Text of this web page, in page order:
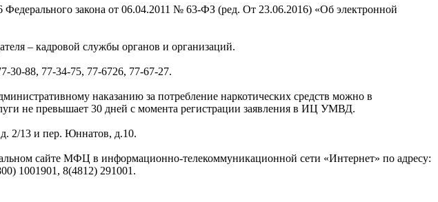
Федерального закона от 06.04.2011 № 63-ФЗ (ред. От 23.06.2016) «Об электронной
– кадровой службы органов и организаций.
30-88, 77-34-75, 77-6726, 77-67-27.
наказанию за потребление наркотических средств можно в
не превышает 30 дней с момента регистрации заявления в ИЦ УМВД.
2/13 и пер. Юннатов, д.10.
сайте МФЦ в информационно-телекоммуникационной сети «Интернет» по адресу:
1001901, 8(4812) 291001.